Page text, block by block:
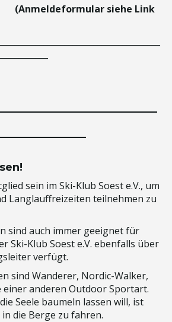
siehe Link
sein im Ski-Klub Soest e.V., um
Langlauffreizeiten teilnehmen zu
sind auch immer geeignet für
Ski-Klub Soest e.V. ebenfalls über
verfügt.
sind Wanderer, Nordic-Walker,
einer anderen Outdoor Sportart.
Seele baumeln lassen will, ist
die Berge zu fahren.